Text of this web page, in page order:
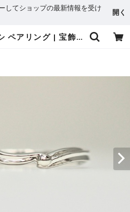
してショップの最新情報を受け
開く
SV マメナシ ペアリング | 宝飾工房 Ｋ’ｓ ＣＲＡＦＴ